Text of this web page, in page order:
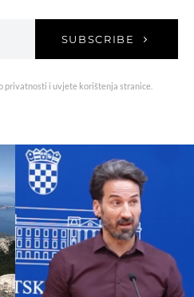
SUBSCRIBE
privatnosti i uvjete korištenja stranice.